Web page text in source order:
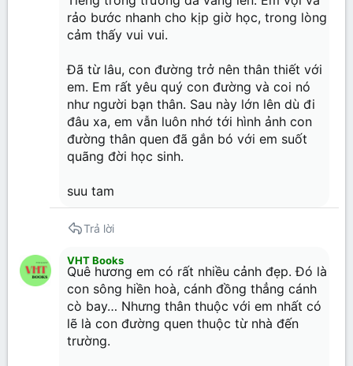
rảo bước nhanh cho kịp giờ học, trong lòng
cảm thấy vui vui.
Đã từ lâu, con đường trở nên thân thiết với
em. Em rất yêu quý con đường và coi nó
như người bạn thân. Sau này lớn lên dù đi
đâu xa, em vẫn luôn nhớ tới hình ảnh con
đường thân quen đã gắn bó với em suốt
quãng đời học sinh.
suu tam
Trả lời
VHT Books
Quê hương em có rất nhiều cảnh đẹp. Đó là
con sông hiền hoà, cánh đồng thẳng cánh
cò bay… Nhưng thân thuộc với em nhất có
lẽ là con đường quen thuộc từ nhà đến
trường.